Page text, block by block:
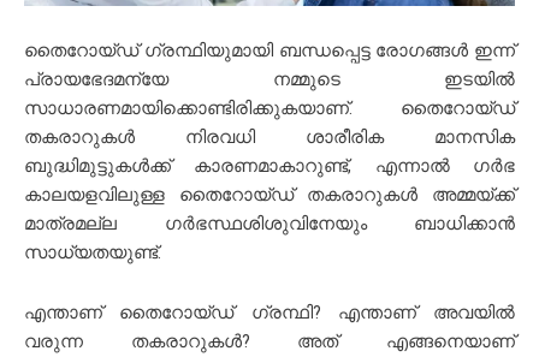
തൈറോയ്ഡ് ഗ്രന്ഥിയുമായി ബന്ധപ്പെട്ട രോഗങ്ങൾ ഇന്ന്
പ്രായഭേദമന്യേ നമ്മുടെ ഇടയിൽ
സാധാരണമായിക്കൊണ്ടിരിക്കുകയാണ്. തൈറോയ്ഡ്
തകരാറുകൾ നിരവധി ശാരീരിക മാനസിക
ബുദ്ധിമുട്ടുകൾക്ക് കാരണമാകാറുണ്ട്, എന്നാൽ ഗർഭ
കാലയളവിലുള്ള തൈറോയ്ഡ് തകരാറുകൾ അമ്മയ്ക്ക്
മാത്രമല്ല ഗർഭസ്ഥശിശുവിനേയും ബാധിക്കാൻ
സാധ്യതയുണ്ട്.
എന്താണ് തൈറോയ്ഡ് ഗ്രന്ഥി? എന്താണ് അവയിൽ
വരുന്ന തകരാറുകൾ? അത് എങ്ങനെയാണ്